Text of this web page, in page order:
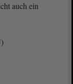
auch ein